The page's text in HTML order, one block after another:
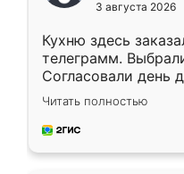
3 августа 2026
Кухню здесь
телеграмм.
Согласовали день
недели кухня была
довольны работой.
мебель за
Читать полностью